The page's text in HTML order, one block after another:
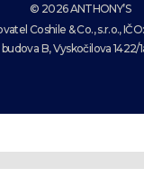
© 2026 ANTHONY’S
Coshile & Co., s.r.o.,
B, Vyskočilova 1422/